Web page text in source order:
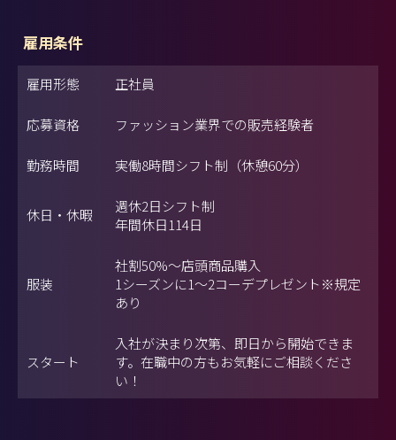
雇用条件
雇用形態 正社員
応募資格 ファッション業界での販売経験者
勤務時間 実働8時間シフト制（休憩60分）
休日・休暇
週休2日シフト制
年間休日114日
服装
社割50%〜店頭商品購入
1シーズンに1～2コーデプレゼント※規定
あり
スタート
入社が決まり次第、即日から開始できま
す。在職中の方もお気軽にご相談くださ
い！